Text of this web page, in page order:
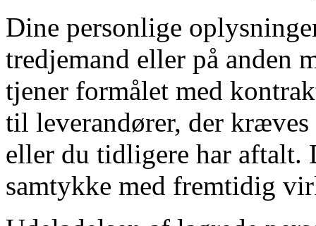
Dine personlige
tredjemand eller på anden
tjener formålet med
til leverandører, der
eller du tidligere har aftalt.
samtykke med fremtidig